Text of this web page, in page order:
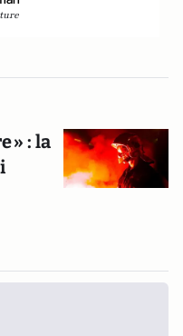
» : la